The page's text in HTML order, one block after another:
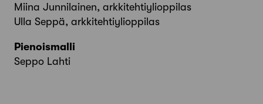
Miina Junnilainen, arkkitehtiylioppilas
Ulla Seppä, arkkitehtiylioppilas
Pienoismalli
Seppo Lahti